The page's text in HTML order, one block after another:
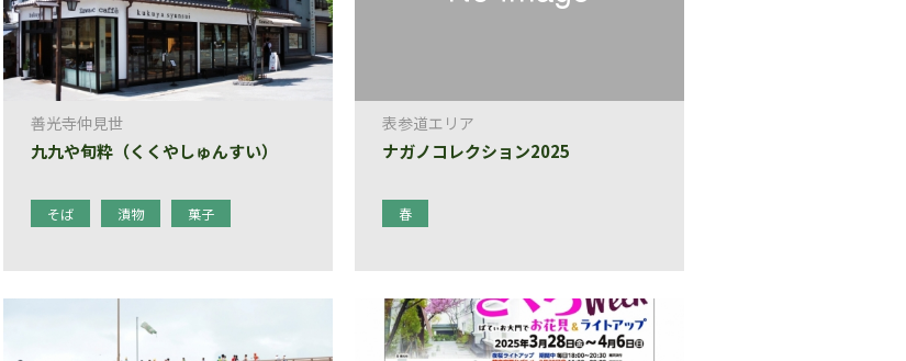
善光寺仲見世
九九や旬粋（くくやしゅんすい）
そば 漬物 菓子
表参道エリア
ナガノコレクション2025
春